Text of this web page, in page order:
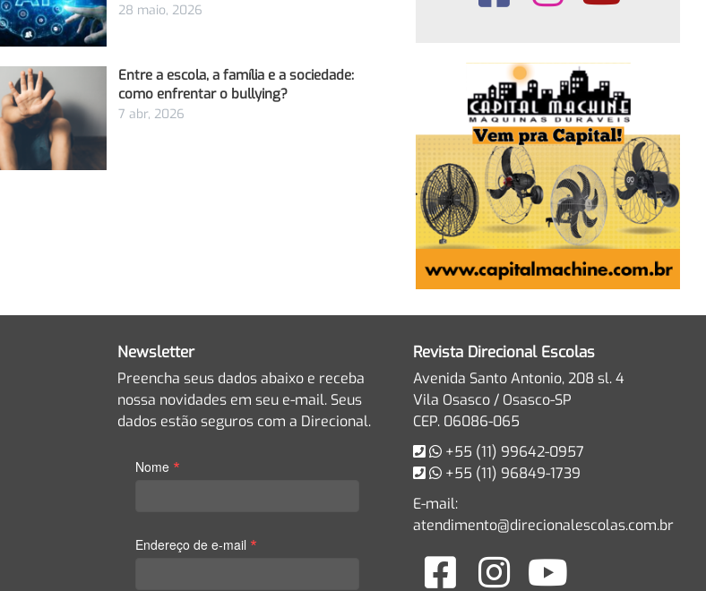
28 maio, 2026
Entre a escola, a família e a sociedade:
como enfrentar o bullying?
7 abr, 2026
Newsletter
Preencha seus dados abaixo e receba
nossa novidades em seu e-mail. Seus
dados estão seguros com a Direcional.
Nome *
Endereço de e-mail *
Revista Direcional Escolas
Avenida Santo Antonio, 208 sl. 4
Vila Osasco / Osasco-SP
CEP. 06086-065
+55 (11) 99642-0957
+55 (11) 96849-1739
E-mail:
atendimento@direcionalescolas.com.br